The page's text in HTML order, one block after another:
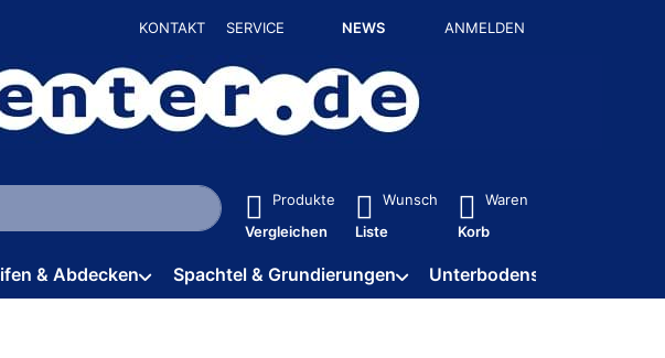
KONTAKT SERVICE NEWS ANMELDEN
erscheinen automatisch erste Ergebnisse. Drücken Sie die Eingabetaste, um alle
Produkte
Vergleichen
Wunsch
Liste
Waren
Korb
& Abdecken Spachtel & Grundierungen Unterbodenschutz / HV